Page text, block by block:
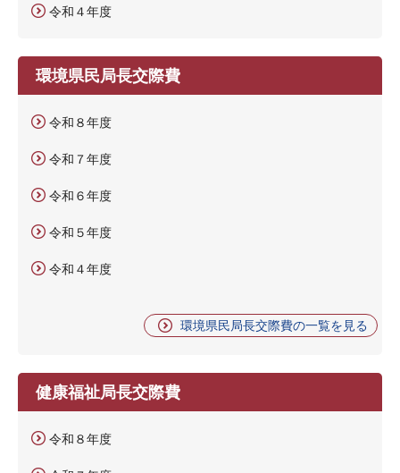
令和４年度
環境県民局長交際費
令和８年度
令和７年度
令和６年度
令和５年度
令和４年度
環境県民局長交際費の一覧を見る
健康福祉局長交際費
令和８年度